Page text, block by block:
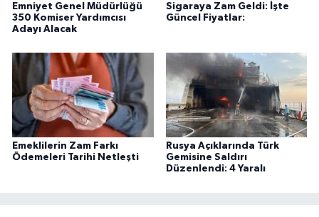
Emniyet Genel Müdürlüğü
350 Komiser Yardımcısı
Adayı Alacak
Sigaraya Zam Geldi: İşte
Güncel Fiyatlar:
Emeklilerin Zam Farkı
Ödemeleri Tarihi Netleşti
Rusya Açıklarında Türk
Gemisine Saldırı
Düzenlendi: 4 Yaralı